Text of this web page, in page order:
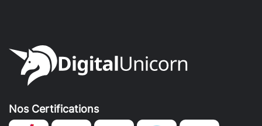
Nos Certifications